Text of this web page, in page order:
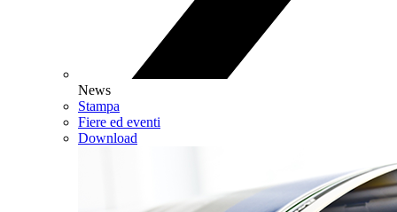
News
Stampa
Fiere ed eventi
Download